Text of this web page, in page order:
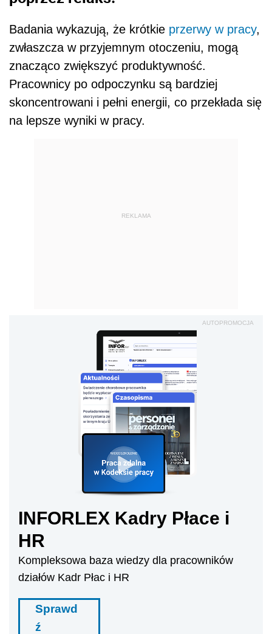
Badania wykazują, że krótkie przerwy w pracy,
zwłaszcza w przyjemnym otoczeniu, mogą
znacząco zwiększyć produktywność.
Pracownicy po odpoczynku są bardziej
skoncentrowani i pełni energii, co przekłada się
na lepsze wyniki w pracy.
REKLAMA
AUTOPROMOCJA
INFORLEX Kadry Płace i
HR
Kompleksowa baza wiedzy dla pracowników
działów Kadr Płac i HR
Sprawd
ź